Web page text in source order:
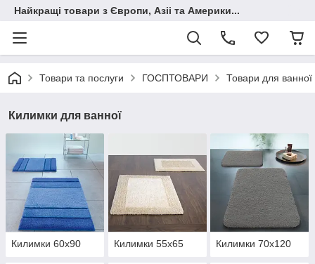
Найкращі товари з Європи, Азіі та Америки...
Товари та послуги ГОСПТОВАРИ Товари для ванної
Килимки для ванної
Килимки 60х90 Килимки 55х65 Килимки 70х120